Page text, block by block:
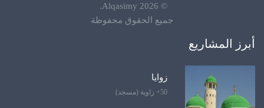
©
2026
Alqasimy
.
جميع الحقوق محفوظة
أبرز المشاريع
زوايا
50+ زاوية (مسجد)